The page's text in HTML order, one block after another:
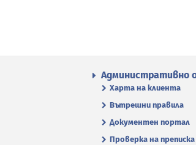
Административно
Харта на клиента
Вътрешни правила
Документен портал
Проверка на преписка